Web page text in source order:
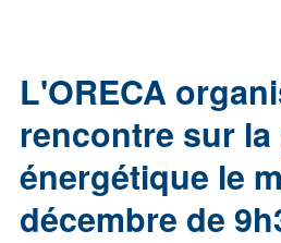
L'ORECA
rencontre sur
énergétique le
décembre de